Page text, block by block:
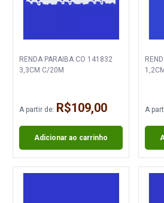
RENDA PARAIBA CO 141832
3,3CM C/20M
A partir de: R$109,00
Adicionar ao carrinho
A